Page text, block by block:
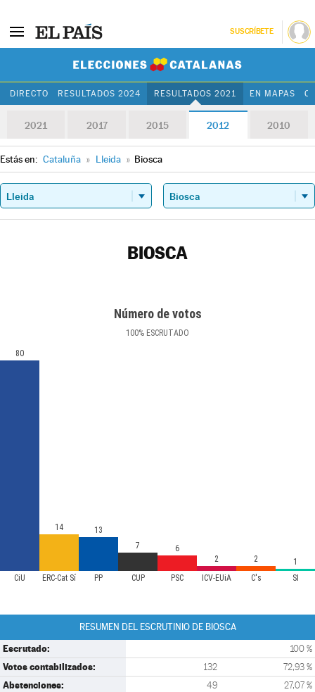
SUSCRÍBETE
DIRECTO RESULTADOS 2024 RESULTADOS 2021 EN MAPAS
2021 2017 2015 2012 2010
Estás en: Cataluña » Lleida » Biosca
BIOSCA
Número de votos
100% ESCRUTADO
CiU ERC-Cat Sí PP CUP PSC ICV-EUiA C's SI
80
14
13
7
6
2
2 1
RESUMEN DEL ESCRUTINIO DE BIOSCA
Escrutado: 100 %
Votos contabilizados: 132 72,93 %
Abstenciones: 49 27,07 %